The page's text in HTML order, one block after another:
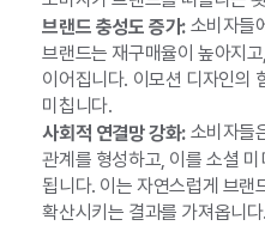
브랜드 충성도 증가:소비자들
브랜드는 재구매율이 높아지
이어집니다. 이모션 디자인의
미칩니다.
사회적 연결망 강화:소비자들
관계를 형성하고, 이를 소셜 미
됩니다. 이는 자연스럽게 브랜
확산시키는 결과를 가져옵니다.